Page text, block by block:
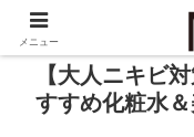
【大人ニキビ
すすめ化粧水
メニュー